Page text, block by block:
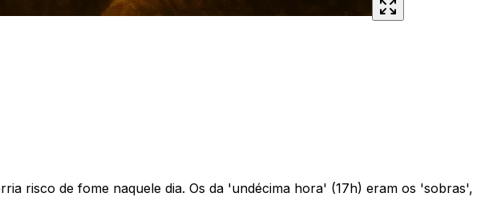
risco de fome naquele dia. Os da 'undécima hora' (17h) eram os 'sobras',